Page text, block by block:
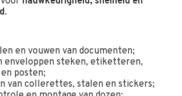
.
en vouwen van documenten;
enveloppen steken, etiketteren,
posten;
van collerettes, stalen en stickers;